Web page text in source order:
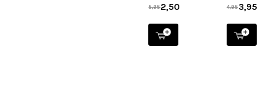
5,952,50 4,953,95